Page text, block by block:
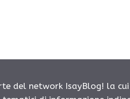
del network IsayBlog! la